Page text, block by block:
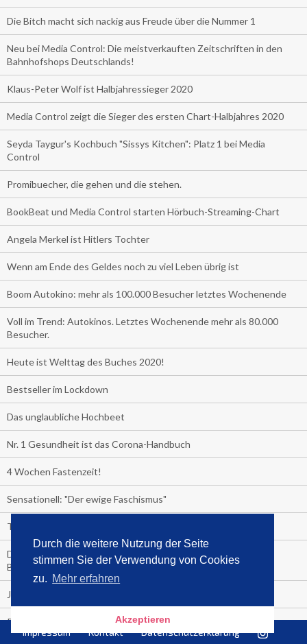
Durch die weitere Nutzung der Seite
stimmen Sie der Verwendung von Cookies
zu. Mehr erfahren
Akzeptieren
Die Bitch macht sich nackig aus Freude über die Nummer 1
Neu bei Media Control: Die meistverkauften Zeitschriften in den
Bahnhofshops Deutschlands!
Klaus-Peter Wolf ist Halbjahressieger 2020
Media Control zeigt die Sieger des ersten Chart-Halbjahres 2020
Seyda Taygur's Kochbuch "Sissys Kitchen": Platz 1 bei Media
Control
Promibuecher, die gehen und die stehen.
BookBeat und Media Control starten Hörbuch-Streaming-Chart
Angela Merkel ist Hitlers Tochter
Wenn am Ende des Geldes noch zu viel Leben übrig ist
Boom Autokino: mehr als 100.000 Besucher letztes Wochenende
Voll im Trend: Autokinos. Letztes Wochenende mehr als 80.000
Besucher.
Heute ist Welttag des Buches 2020!
Bestseller im Lockdown
Das unglaubliche Hochbeet
Nr. 1 Gesundheit ist das Corona-Handbuch
4 Wochen Fastenzeit!
Sensationell: "Der ewige Faschismus"
TV-Straßenfeger
Die Sendung von Markus Lanz im ZDF macht aus Büchern
Bestseller:
Jahrescharts 2019
Promi-Bestseller 2019
Impressum Kontakt Datenschutzerklärung